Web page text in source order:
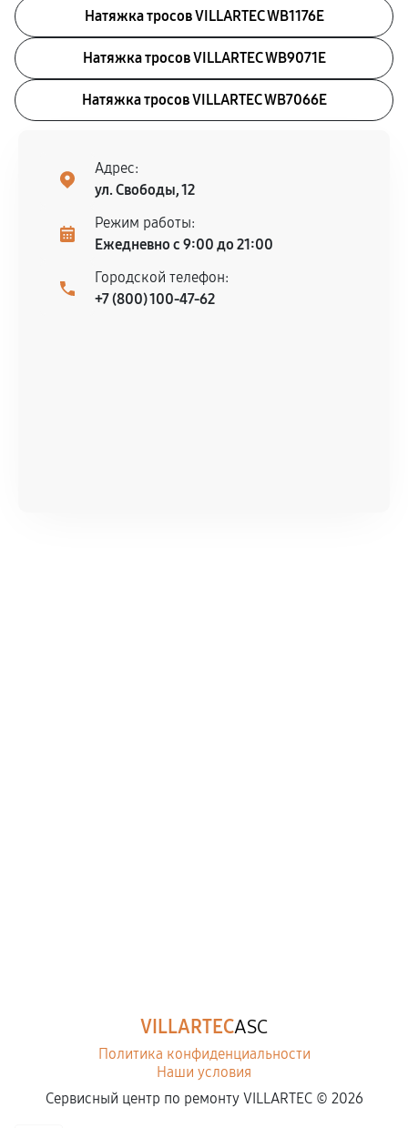
Натяжка тросов VILLARTEC WB1176E
Натяжка тросов VILLARTEC WB9071E
Натяжка тросов VILLARTEC WB7066E
Адрес:
ул. Свободы, 12
Режим работы:
Ежедневно с 9:00 до 21:00
Городской телефон:
+7 (800) 100-47-62
VILLARTECASC
Политика конфиденциальности
Наши условия
Сервисный центр по ремонту VILLARTEC © 2026